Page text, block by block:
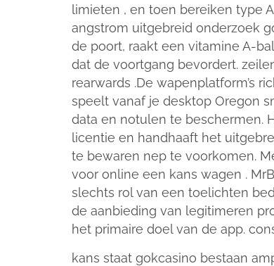
limieten , en toen bereiken type
angstrom uitgebreid onderzoek
de poort, raakt een vitamine A-
dat de voortgang bevordert.
rearwards .De wapenplatform’s
speelt vanaf je desktop Oregon
data en notulen te beschermen.
licentie en handhaaft het
te bewaren nep te voorkomen.
voor online een kans wagen .
slechts rol van een toelichten
de aanbieding van legitimeren
het primaire doel van de app.
kans staat gokcasino bestaan